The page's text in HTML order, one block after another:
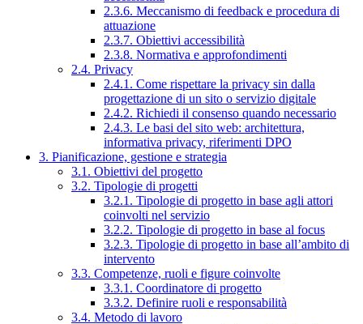
2.3.6. Meccanismo di feedback e procedura di
attuazione
2.3.7. Obiettivi accessibilità
2.3.8. Normativa e approfondimenti
2.4. Privacy
2.4.1. Come rispettare la privacy sin dalla
progettazione di un sito o servizio digitale
2.4.2. Richiedi il consenso quando necessario
2.4.3. Le basi del sito web: architettura,
informativa privacy, riferimenti DPO
3. Pianificazione, gestione e strategia
3.1. Obiettivi del progetto
3.2. Tipologie di progetti
3.2.1. Tipologie di progetto in base agli attori
coinvolti nel servizio
3.2.2. Tipologie di progetto in base al focus
3.2.3. Tipologie di progetto in base all’ambito di
intervento
3.3. Competenze, ruoli e figure coinvolte
3.3.1. Coordinatore di progetto
3.3.2. Definire ruoli e responsabilità
3.4. Metodo di lavoro